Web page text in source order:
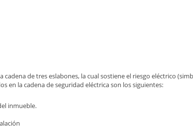
de tres eslabones, la cual sostiene el riesgo eléctrico
en la cadena de seguridad eléctrica son los siguientes:
inmueble.